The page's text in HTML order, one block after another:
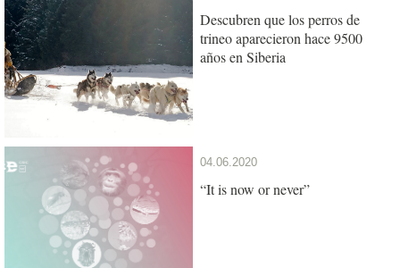
Descubren que los perros de
trineo aparecieron hace 9500
años en Siberia
04.06.2020
“It is now or never”